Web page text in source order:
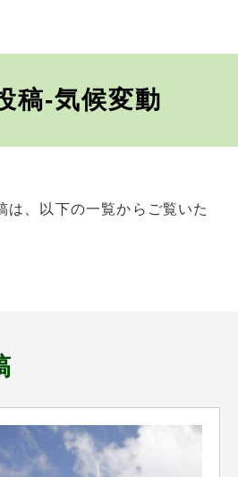
稿-気候変動
は、以下の一覧からご覧いた